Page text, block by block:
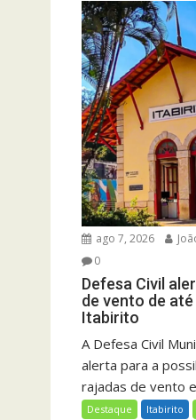
ago 7, 2026
0
Defesa Civil
de vento de
Itabirito
A Defesa Civil
alerta para a
rajadas de vento
Destaque Itabirito